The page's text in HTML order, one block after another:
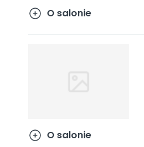
O salonie
O salonie